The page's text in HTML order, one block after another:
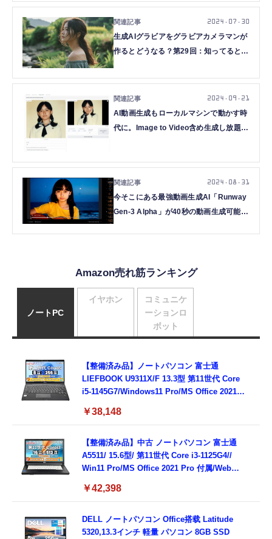
FLUX.1 [dev]を使ってみる(西川和久)
生成AIグラビアをグラビアカメラマンが
作るとどうなる？第29回：知ってるとち
ークフロー特集(西川和久)
2024.07.30
AI動画生成もローカルマシンで動かす時
代に。Image to Video含め生成し放題の
2024.09.21
今そこにある最強動画生成AI「Runway
Gen-3 Alpha」が40秒の動画生成可能
2024.08.31
Amazon売れ筋ランキング
ノートPC
【整備済み品】ノートパソコン 富士通
LIEFBOOK U9311X/F 13.3型 第11世代 Core
i5-1145G7/Windows11 Pro/MS Office 2021搭
Type-C/360度回転対応/有線静音マウス付
8GB,SSD256GB)
￥38,148
【整備済み品】中古 ノートパソコン 富士通
A5511/ 15.6型/ 第11世代 Core i3-1125G4//
Win11 Pro/MS Office 2021 Pro 付属/Webカ
3.0)/ 有線静音マウス付属/ 180日保証（メモリ
￥42,398
DELL ノートパソコン Office搭载 Latitude
5320,13.3インチ 軽量 パソコン 8GB SSD
イヤホン
コミュニケ
ーションロ
ボット